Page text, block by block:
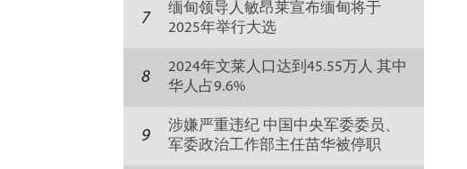
7
缅甸领导人敏昂莱宣布缅甸将于
2025年举行大选
8
2024年文莱人口达到45.55万人 其中
华人占9.6%
9
涉嫌严重违纪 中国中央军委委员、
军委政治工作部主任苗华被停职